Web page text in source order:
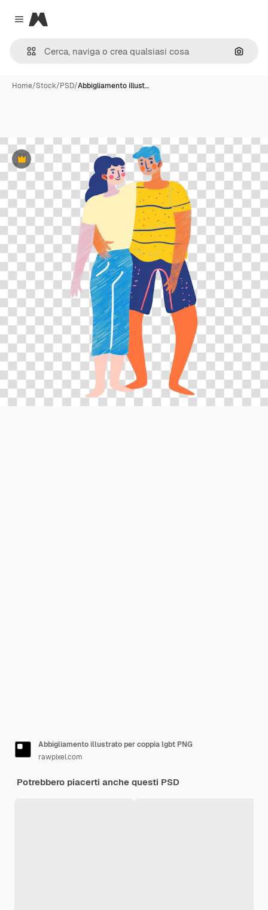
Close menu
Magnific
Cerca
Home/Stock/PSD/Abbigliamento illust…
Premium
Abbigliamento illustrato per coppia lgbt PNG
rawpixel.com
Potrebbero piacerti anche questi PSD